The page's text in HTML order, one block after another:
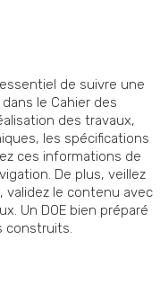
de suivre une
le Cahier des
des travaux,
les spécifications
ces informations de
De plus, veillez
validez le contenu avec
Un DOE bien préparé
construits.